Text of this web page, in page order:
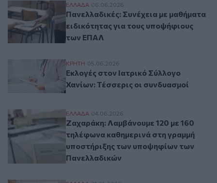
Πανελλαδικές: Συνέχεια με μαθήματα
ΕΛΛAΔΑ 06.06.2026
Πανελλαδικές: Συνέχεια με μαθήματα
ειδικότητας για τους υποψήφιους
των ΕΠΑΛ
Εκλογές στον Ιατρικό Σύλλογο Χανίων:
ΚΡΗΤΗ 05.06.2026
Εκλογές στον Ιατρικό Σύλλογο
Χανίων: Τέσσερις οι συνδυασμοί
Ζαχαράκη: Λαμβάνουμε 120 με 160
ΕΛΛAΔΑ 04.06.2026
Ζαχαράκη: Λαμβάνουμε 120 με 160
τηλέφωνα καθημερινά στη γραμμή
υποστήριξης των υποψηφίων των
Πανελλαδικών